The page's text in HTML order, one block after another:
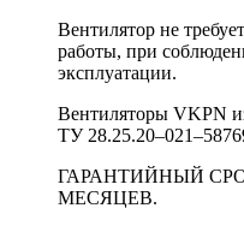
Вентилятор не
работы, при
эксплуатации.
Вентиляторы VKPN
ТУ
ГАРАНТИЙНЫЙ
МЕСЯЦЕВ.